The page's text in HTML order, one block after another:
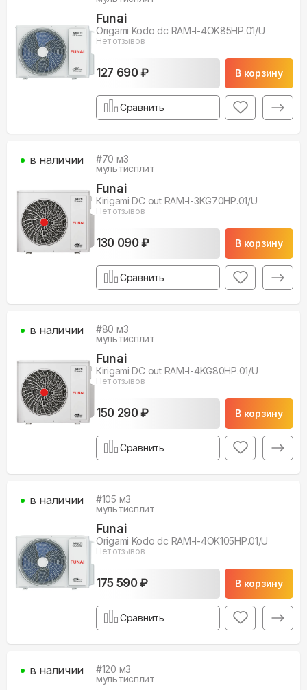
Funai
Origami Kodo dc RAM-I-4OK85HP.01/U
Нет отзывов
127 690 ₽ В корзину
Сравнить
#70 м3
мультисплит
Funai
Кirigami DC out RAM-I-3KG70HP.01/U
Нет отзывов
130 090 ₽ В корзину
в наличии
Сравнить
#80 м3
мультисплит
Funai
Кirigami DC out RAM-I-4KG80HP.01/U
Нет отзывов
150 290 ₽ В корзину
в наличии
Сравнить
#105 м3
мультисплит
Funai
Origami Kodo dc RAM-I-4OK105HP.01/U
Нет отзывов
175 590 ₽ В корзину
в наличии
Сравнить
#120 м3
мультисплит
в наличии